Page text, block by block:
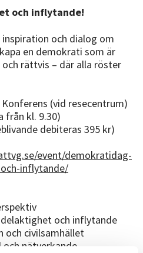
och inflytande!
och dialog om
en demokrati som är
rättvis – där alla röster
(vid resecentrum)
från kl. 9.30)
debiteras 395 kr)
event/demokratidag-
inflytande/
och inflytande
och civilsamhället
nätverkande